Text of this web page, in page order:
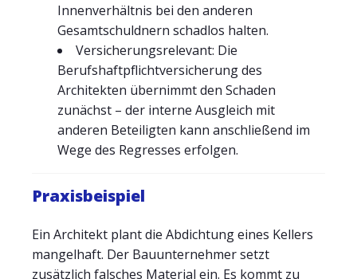
Innenverhältnis bei den anderen
Gesamtschuldnern schadlos halten.
Versicherungsrelevant: Die
Berufshaftpflichtversicherung des
Architekten übernimmt den Schaden
zunächst – der interne Ausgleich mit
anderen Beteiligten kann anschließend im
Wege des Regresses erfolgen.
Praxisbeispiel
Ein Architekt plant die Abdichtung eines Kellers
mangelhaft. Der Bauunternehmer setzt
zusätzlich falsches Material ein. Es kommt zu